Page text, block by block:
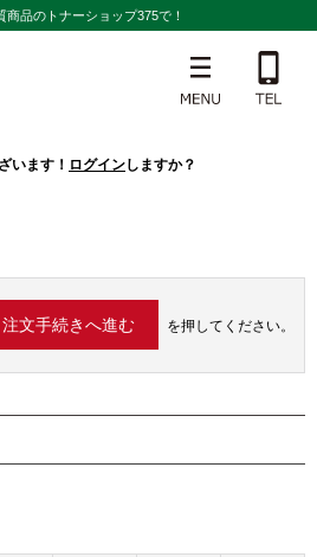
品のトナーショップ375で！
います！ ログインしますか？
を押してください。